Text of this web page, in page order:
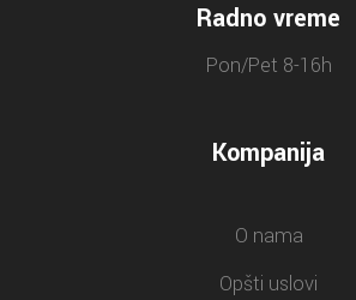
Radno vreme
Pon/Pet 8-16h
Kompanija
O nama
Opšti uslovi